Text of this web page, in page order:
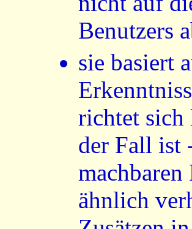
Benutzers
sie basiert
richtet sich
der Fall ist
ähnlich